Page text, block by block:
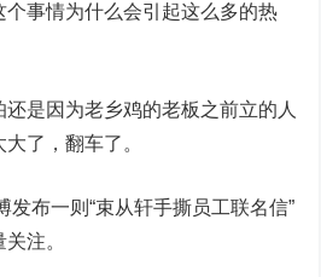
事情为什么会引起这么多的热
是因为老乡鸡的老板之前立的人
了，翻车了。
布一则“束从轩手撕员工联名信”
注。